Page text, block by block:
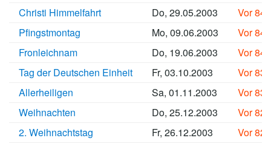
Christi Himmelfahrt
Do, 29.05.2003
Vor
Pfingstmontag
Mo, 09.06.2003
Vor
Fronleichnam
Do, 19.06.2003
Vor
Tag der Deutschen Einheit
Fr, 03.10.2003
Vor
Allerheiligen
Sa, 01.11.2003
Vor
Weihnachten
Do, 25.12.2003
Vor
2. Weihnachtstag
Fr, 26.12.2003 Vor